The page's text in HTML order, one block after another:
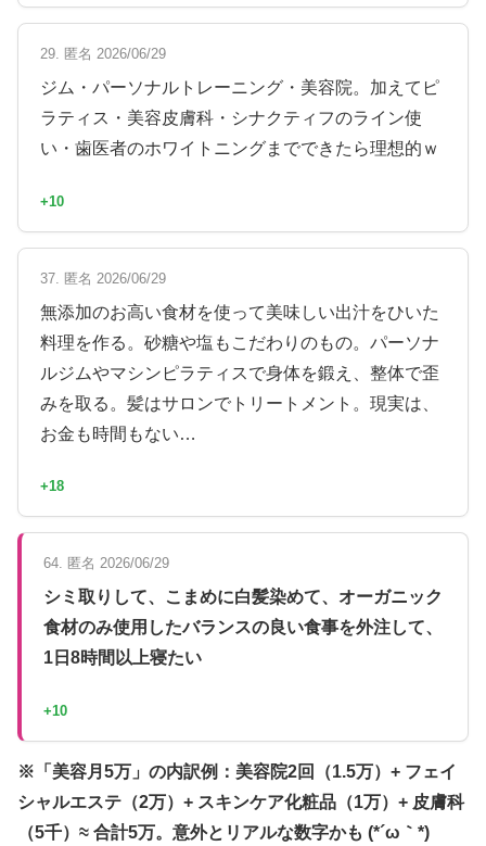
29. 匿名 2026/06/29
ジム・パーソナルトレーニング・美容院。加えてピ
ラティス・美容皮膚科・シナクティフのライン使
い・歯医者のホワイトニングまでできたら理想的ｗ
+10
37. 匿名 2026/06/29
無添加のお高い食材を使って美味しい出汁をひいた
料理を作る。砂糖や塩もこだわりのもの。パーソナ
ルジムやマシンピラティスで身体を鍛え、整体で歪
みを取る。髪はサロンでトリートメント。現実は、
お金も時間もない…
+18
64. 匿名 2026/06/29
シミ取りして、こまめに白髪染めて、オーガニック
食材のみ使用したバランスの良い食事を外注して、
1日8時間以上寝たい
+10
※「美容月5万」の内訳例：美容院2回（1.5万）+ フェイ
シャルエステ（2万）+ スキンケア化粧品（1万）+ 皮膚科
（5千）≈ 合計5万。意外とリアルな数字かも (*´ω｀*)